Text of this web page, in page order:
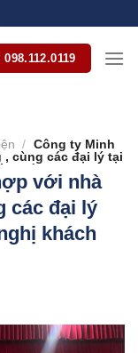
/ Công ty Minh
, cùng các đại lý tại
hàng
với nhà
các đại lý
khách